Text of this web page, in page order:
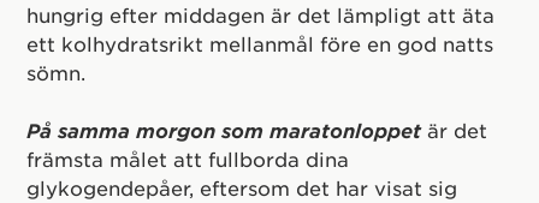
hungrig efter middagen är det lämpligt att äta
ett kolhydratsrikt mellanmål före en god natts
sömn.
På samma morgon som maratonloppetär det
främsta målet att fullborda dina
glykogendepåer, eftersom det har visat sig